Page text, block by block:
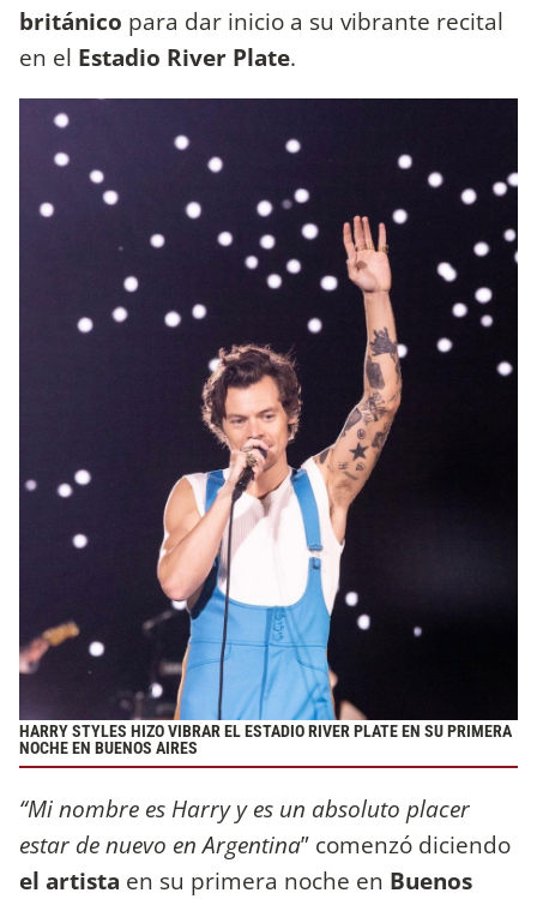
británico para dar inicio a su vibrante recital
en el Estadio River Plate.
HARRY STYLES HIZO VIBRAR EL ESTADIO RIVER PLATE EN SU PRIMERA
NOCHE EN BUENOS AIRES
“Mi nombre es Harry y es un absoluto placer
estar de nuevo en Argentina” comenzó diciendo
el artista en su primera noche en Buenos